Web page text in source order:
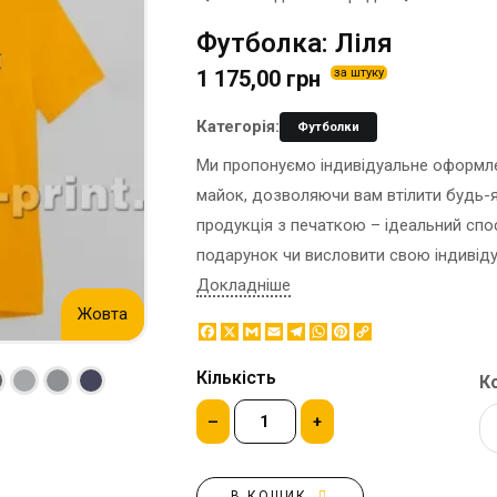
КОНТЕЙНЕРИ ДЛЯ ЇЖІ
КОРПОРАТИВНI СОЛОДОЩI
НАСТIЛЬНА КОНСТРУКЦIЯ
ПАКЕТИ
КОРОБКИ
ПОВІТРЯНІ КУЛІ
ЦУКОР В СТІКАХ
ЗНАЧКИ МЕТАЛЕВI
КАПЦI
КЕПКИ
КИЛИМКИ ПІД МИШІ
МЕДАЛІ
МЕТАЛ
НІЧНИК
Жовта
Футболка: Ліля
1 175,00 грн за штуку
Категорія: Футболки
Ми пропонуємо індивідуальне
майок, дозволяючи вам втілити будь-
продукція з печаткою – ідеальний
подарунок чи висловити свою
Докладніше
Facebook
X GmailEmailTelegram
WhatsApp
Pinterest
Кількість
– +